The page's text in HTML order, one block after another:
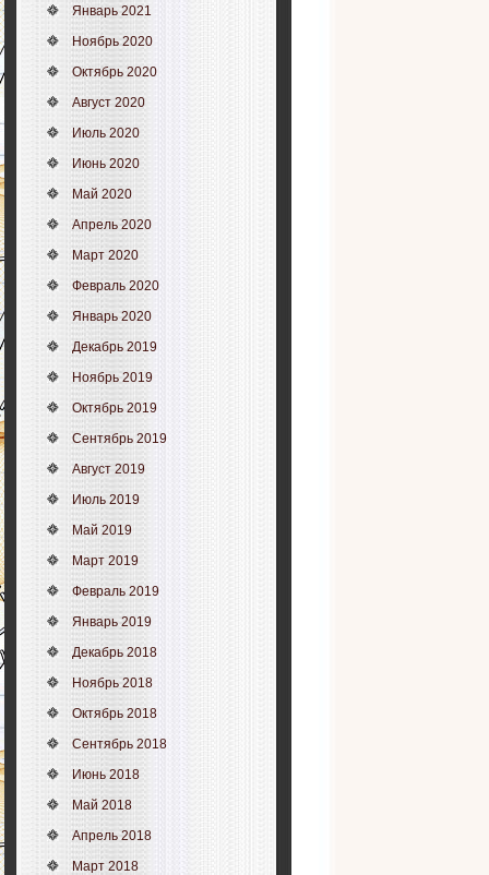
Январь 2021
Ноябрь 2020
Октябрь 2020
Август 2020
Июль 2020
Июнь 2020
Май 2020
Апрель 2020
Март 2020
Февраль 2020
Январь 2020
Декабрь 2019
Ноябрь 2019
Октябрь 2019
Сентябрь 2019
Август 2019
Июль 2019
Май 2019
Март 2019
Февраль 2019
Январь 2019
Декабрь 2018
Ноябрь 2018
Октябрь 2018
Сентябрь 2018
Июнь 2018
Май 2018
Апрель 2018
Март 2018